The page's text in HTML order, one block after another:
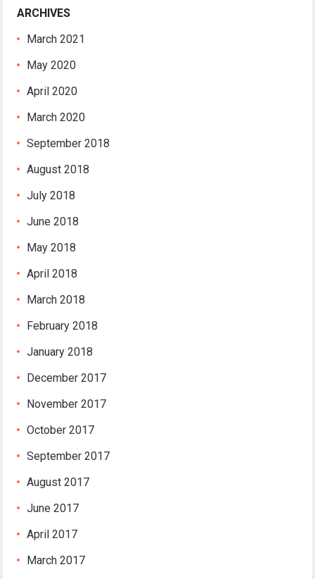
ARCHIVES
March 2021
May 2020
April 2020
March 2020
September 2018
August 2018
July 2018
June 2018
May 2018
April 2018
March 2018
February 2018
January 2018
December 2017
November 2017
October 2017
September 2017
August 2017
June 2017
April 2017
March 2017